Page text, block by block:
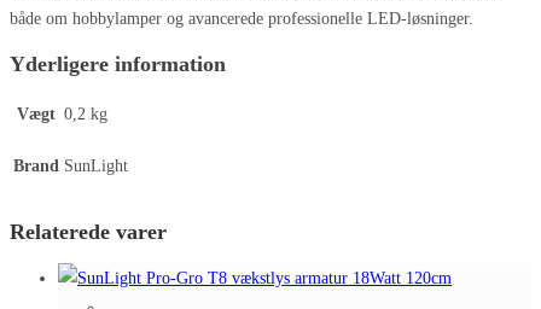
både om hobbylamper og avancerede professionelle LED-løsninger.
Yderligere information
Vægt 0,2 kg
Brand SunLight
Relaterede varer